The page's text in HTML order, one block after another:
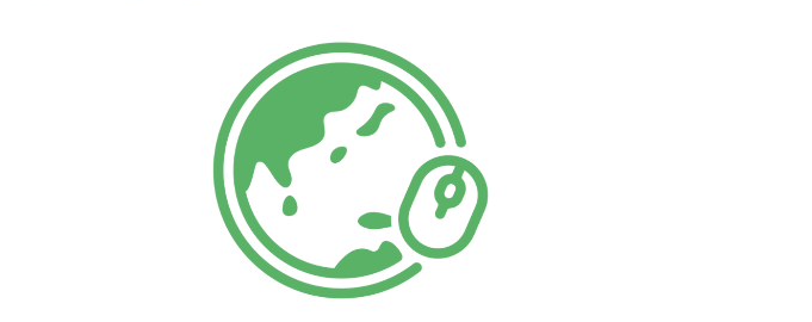
下溪「幫毛蟹蓋民宿」，在河道中堆砌卵石，讓毛蟹有躲藏的空間，避開
鳥類襲擊。臨海溪流是許多洄游性生物的家，例如鰕虎、白鰻、長臂蝦
等。這些魚蝦降海時，不僅成為海洋生物的豐美食物，也是河口漁民的漁
獲來源。從鰕虎的洄游生態，更讓我們了解保護自然河溪的重要性。鰕虎
的種類繁多，台灣已知的鰕虎有200多